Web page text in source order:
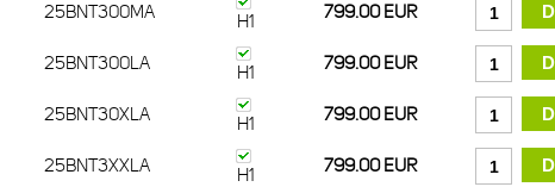
25BNT300MA H1 799.00 EUR
25BNT300LA H1 799.00 EUR
25BNT30XLA H1 799.00 EUR
25BNT3XXLA H1 799.00 EUR